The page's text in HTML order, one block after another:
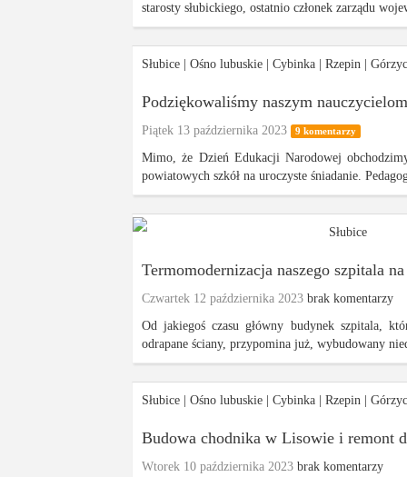
starosty słubickiego, ostatnio członek zarządu
Słubice Ośno lubuskie Cybinka Rzepin
Podziękowaliśmy naszym
Piątek 13 października 2023 9 komentarzy
Mimo, że Dzień Edukacji Narodowej
powiatowych szkół na uroczyste śniadanie.
Słubice
Termomodernizacja naszego szpitala
Czwartek 12 października 2023 brak komentarzy
Od jakiegoś czasu główny budynek szpitala,
odrapane ściany, przypomina już, wybudowany
Słubice Ośno lubuskie Cybinka Rzepin
Budowa chodnika w Lisowie i remont
Wtorek 10 października 2023 brak komentarzy